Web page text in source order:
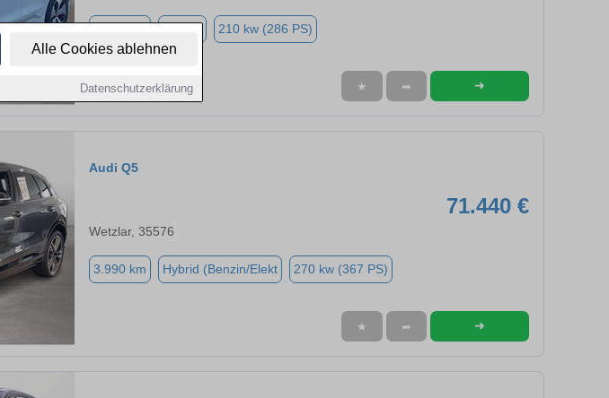
Alle Cookies ablehnen
Datenschutzerklärung
Elektro 210 kw (286 PS)
★ ➦ ➜
Audi Q5
71.440 €
Wetzlar, 35576
3.990 km Hybrid (Benzin/Elekt 270 kw (367 PS)
★ ➦ ➜